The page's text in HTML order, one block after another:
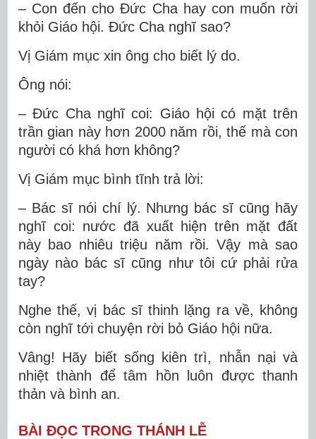
– Con đến cho Đức Cha hay con muốn rời
khỏi Giáo hội. Đức Cha nghĩ sao?
Vị Giám mục xin ông cho biết lý do.
Ông nói:
– Đức Cha nghĩ coi: Giáo hội có mặt trên
trần gian này hơn 2000 năm rồi, thế mà con
người có khá hơn không?
Vị Giám mục bình tĩnh trả lời:
– Bác sĩ nói chí lý. Nhưng bác sĩ cũng hãy
nghĩ coi: nước đã xuất hiện trên mặt đất
này bao nhiêu triệu năm rồi. Vậy mà sao
ngày nào bác sĩ cũng như tôi cứ phải rửa
tay?
Nghe thế, vị bác sĩ thinh lặng ra về, không
còn nghĩ tới chuyện rời bỏ Giáo hội nữa.
Vâng! Hãy biết sống kiên trì, nhẫn nại và
nhiệt thành để tâm hồn luôn được thanh
thản và bình an.
BÀI ĐỌC TRONG THÁNH LỄ